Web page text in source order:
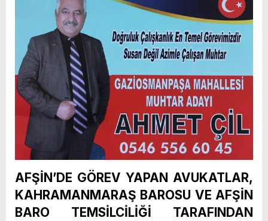
AFŞİN’DE GÖREV YAPAN AVUKATLAR,
KAHRAMANMARAŞ BAROSU VE AFŞİN
BARO TEMSİLCİLİĞİ TARAFINDAN